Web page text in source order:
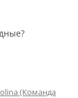
(Команда